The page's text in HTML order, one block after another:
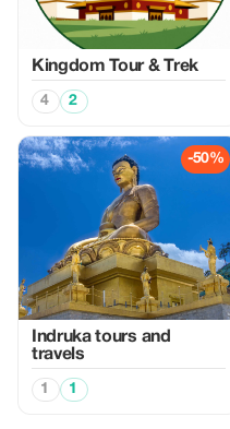
Kingdom Tour & Trek
4 2
-50%
Indruka tours and
travels
1 1